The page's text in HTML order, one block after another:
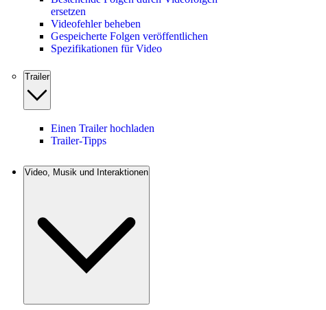
ersetzen
Videofehler beheben
Gespeicherte Folgen veröffentlichen
Spezifikationen für Video
Trailer
Einen Trailer hochladen
Trailer-Tipps
Video, Musik und Interaktionen